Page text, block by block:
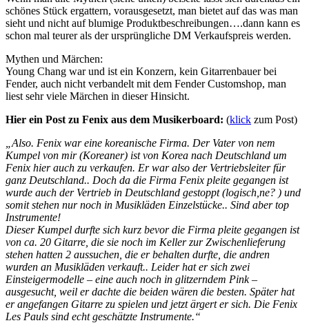
schönes Stück ergattern, vorausgesetzt, man bietet auf das was man
sieht und nicht auf blumige Produktbeschreibungen….dann kann es
schon mal teurer als der ursprüngliche DM Verkaufspreis werden.
Mythen und Märchen:
Young Chang war und ist ein Konzern, kein Gitarrenbauer bei
Fender, auch nicht verbandelt mit dem Fender Customshop, man
liest sehr viele Märchen in dieser Hinsicht.
Hier ein Post zu Fenix aus dem Musikerboard: (klick zum Post)
„Also. Fenix war eine koreanische Firma. Der Vater von nem
Kumpel von mir (Koreaner) ist von Korea nach Deutschland um
Fenix hier auch zu verkaufen. Er war also der Vertriebsleiter für
ganz Deutschland.. Doch da die Firma Fenix pleite gegangen ist
wurde auch der Vertrieb in Deutschland gestoppt (logisch,ne? ) und
somit stehen nur noch in Musikläden Einzelstücke.. Sind aber top
Instrumente!
Dieser Kumpel durfte sich kurz bevor die Firma pleite gegangen ist
von ca. 20 Gitarre, die sie noch im Keller zur Zwischenlieferung
stehen hatten 2 aussuchen, die er behalten durfte, die andren
wurden an Musikläden verkauft.. Leider hat er sich zwei
Einsteigermodelle – eine auch noch in glitzerndem Pink –
ausgesucht, weil er dachte die beiden wären die besten. Später hat
er angefangen Gitarre zu spielen und jetzt ärgert er sich. Die Fenix
Les Pauls sind echt geschätzte Instrumente.“